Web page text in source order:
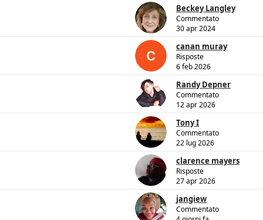
Beckey Langley
Commentato
30 apr 2024
canan muray
Risposte
6 feb 2026
Randy Depner
Commentato
12 apr 2026
Tony I
Commentato
22 lug 2026
clarence mayers
Risposte
27 apr 2026
jangiew
Commentato